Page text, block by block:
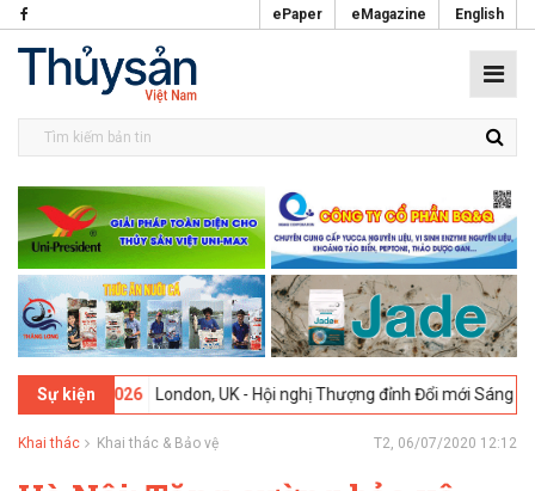
ePaper eMagazine English
Sự kiện
02-2026 London, UK - Hội nghị Thượng đỉnh Đổi mới Sáng tạo
Khai thác Khai thác & Bảo vệ T2, 06/07/2020 12:12